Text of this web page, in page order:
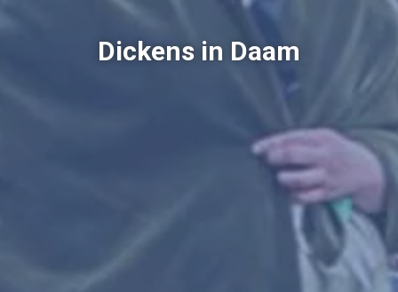
Dickens in Daam